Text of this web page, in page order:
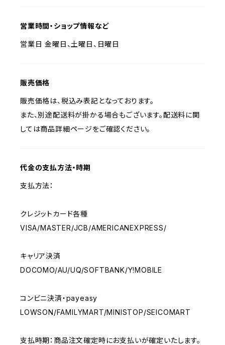
営業時間・ショップ情報など
営業日 金曜日、土曜日、日曜日
販売価格
販売価格は、税込み表記となっております。
また、別途配送料が掛かる場合もございます。配送料に関
しては商品詳細ページをご確認ください。
代金の支払方法・時期
支払方法：
クレジットカード各種
VISA/MASTER/JCB/AMERICANEXPRESS/
キャリア決済
DOCOMO/AU/UQ/SOFTBANK/Y!MOBILE
コンビニ決済・payeasy
LOWSON/FAMILYMART/MINISTOP/SEICOMART
支払時期：商品注文確定時にお支払いが確定いたします。